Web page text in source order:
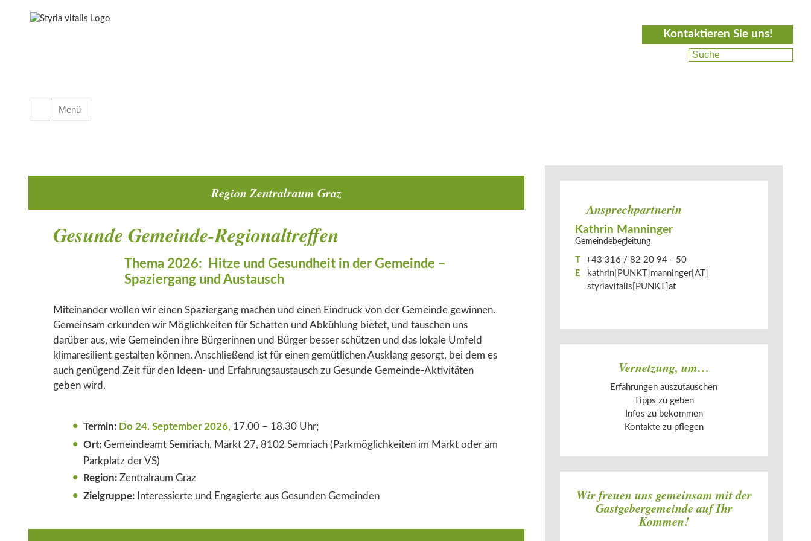
Kontaktieren Sie uns!
Menü
Region Zentralraum Graz
Gesunde Gemeinde-Regionaltreffen
Thema 2026: Hitze und Gesundheit in der Gemeinde –
Spaziergang und Austausch
Miteinander wollen wir einen Spaziergang machen und einen Eindruck von der Gemeinde gewinnen.
Gemeinsam erkunden wir Möglichkeiten für Schatten und Abkühlung bietet, und tauschen uns
darüber aus, wie Gemeinden ihre Bürgerinnen und Bürger besser schützen und das lokale Umfeld
klimaresilient gestalten können. Anschließend ist für einen gemütlichen Ausklang gesorgt, bei dem es
auch genügend Zeit für den Ideen- und Erfahrungsaustausch zu Gesunde Gemeinde-Aktivitäten
geben wird.
Termin: Do 24. September 2026, 17.00 – 18.30 Uhr;
Ort:Gemeindeamt Semriach, Markt 27, 8102 Semriach (Parkmöglichkeiten im Markt oder am
Parkplatz der VS)
Region: Zentralraum Graz
Zielgruppe: Interessierte und Engagierte aus Gesunden Gemeinden
Ansprechpartnerin
Kathrin Manninger
Gemeindebegleitung
T
+43 316 / 82 20 94 - 50
E
kathrin[PUNKT]manninger[AT]​
styriavitalis[PUNKT]at
Vernetzung, um…
Erfahrungen auszutauschen
Tipps zu geben
Infos zu bekommen
Kontakte zu pflegen
Wir freuen uns gemeinsam mit der
Gastgebergemeinde auf Ihr
Kommen!